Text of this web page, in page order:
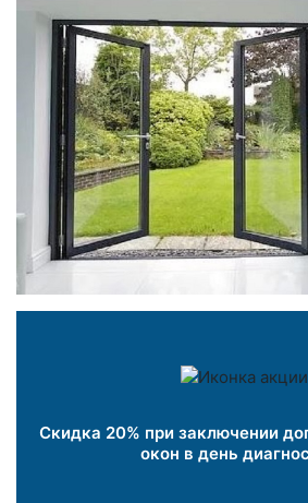
Скидка 20% при заключении
окон в день